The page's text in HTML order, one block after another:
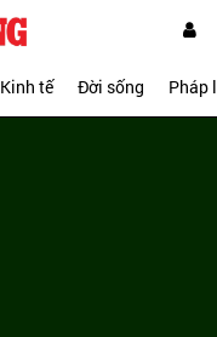
Kinh tế Đời sống Pháp